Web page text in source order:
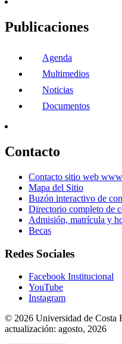
Publicaciones
Agenda
Multimedios
Noticias
Documentos
Contacto
Contacto sitio web
Mapa del Sitio
Buzón interactivo de
Directorio completo de
Admisión, matrícula y
Becas
Redes Sociales
Facebook Institucional
YouTube
Instagram
© 2026 Universidad de Costa
actualización: agosto, 2026